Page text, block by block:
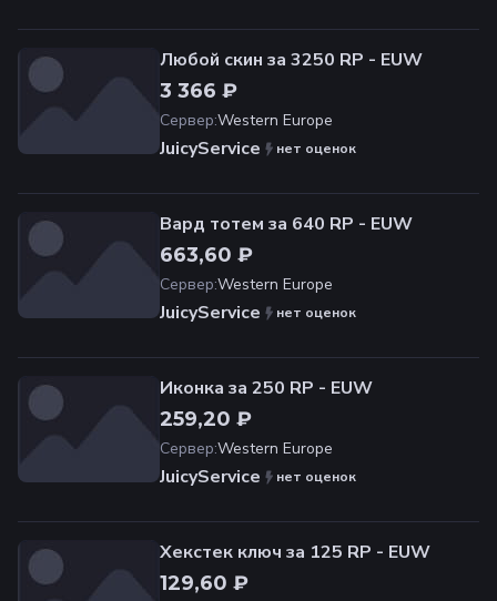
Любой скин за 3250 RP - EUW
3 366 ₽
Сервер:Western Europe
JuicyService нет оценок
Вард тотем за 640 RP - EUW
663,60 ₽
Сервер:Western Europe
JuicyService нет оценок
Иконка за 250 RP - EUW
259,20 ₽
Сервер:Western Europe
JuicyService нет оценок
Хекстек ключ за 125 RP - EUW
129,60 ₽